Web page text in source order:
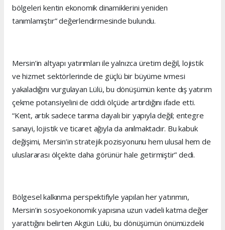
bölgeleri kentin ekonomik dinamiklerini yeniden
tanımlamıştır” değerlendirmesinde bulundu.
Mersin’in altyapı yatırımları ile yalnızca üretim değil, lojistik
ve hizmet sektörlerinde de güçlü bir büyüme ivmesi
yakaladığını vurgulayan Lülü, bu dönüşümün kente dış yatırım
çekme potansiyelini de ciddi ölçüde artırdığını ifade etti.
“Kent, artık sadece tarıma dayalı bir yapıyla değil; entegre
sanayi, lojistik ve ticaret ağıyla da anılmaktadır. Bu kabuk
değişimi, Mersin’in stratejik pozisyonunu hem ulusal hem de
uluslararası ölçekte daha görünür hale getirmiştir” dedi.
Bölgesel kalkınma perspektifiyle yapılan her yatırımın,
Mersin’in sosyoekonomik yapısına uzun vadeli katma değer
yarattığını belirten Akgün Lülü, bu dönüşümün önümüzdeki